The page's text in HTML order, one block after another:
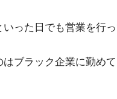
った日でも営業を行っ
ブラック企業に勤め